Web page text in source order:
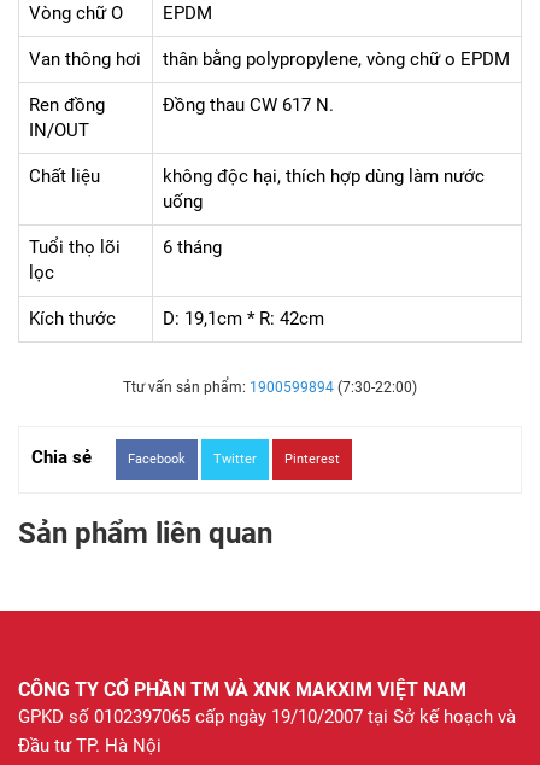
Vòng chữ O EPDM
Van thông hơi thân bằng polypropylene, vòng chữ o EPDM
Ren đồng
IN/OUT
Đồng thau CW 617 N.
Chất liệu
không độc hại, thích hợp dùng làm nước
uống
Tuổi thọ lõi
lọc
6 tháng
Kích thước D: 19,1cm * R: 42cm
Ttư vấn sản phẩm: 1900599894 (7:30-22:00)
Chia sẻ Facebook Twitter Pinterest
Sản phẩm liên quan
CÔNG TY CỔ PHẦN TM VÀ XNK MAKXIM VIỆT NAM
GPKD số 0102397065 cấp ngày 19/10/2007 tại Sở kế hoạch và
Đầu tư TP. Hà Nội